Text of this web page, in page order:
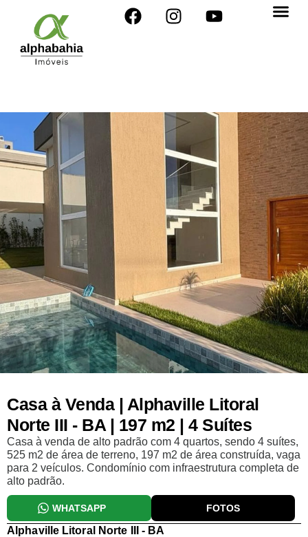
Casa à Venda | Alphaville Litoral
Norte III - BA | 197 m2 | 4 Suítes
Casa à venda de alto padrão com 4 quartos, sendo 4 suítes,
525 m2 de área de terreno, 197 m2 de área construída, vaga
para 2 veículos. Condomínio com infraestrutura completa de
alto padrão.
WHATSAPP FOTOS
Alphaville Litoral Norte III - BA